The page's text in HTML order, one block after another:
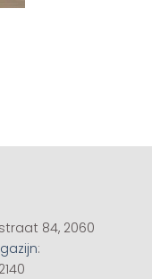
84, 2060
: